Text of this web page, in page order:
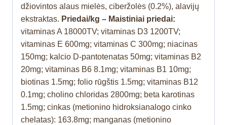
džiovintos alaus mielės, ciberžolės (0.2%), alavijų
ekstraktas. Priedai/kg – Maistiniai priedai:
vitaminas A 18000TV; vitaminas D3 1200TV;
vitaminas E 600mg; vitaminas C 300mg; niacinas
150mg; kalcio D-pantotenatas 50mg; vitaminas B2
20mg; vitaminas B6 8.1mg; vitaminas B1 10mg;
biotinas 1.5mg; folio rūgštis 1.5mg; vitaminas B12
0.1mg; cholino chloridas 2800mg; beta karotinas
1.5mg; cinkas (metionino hidroksianalogo cinko
chelatas): 163.8mg; manganas (metionino